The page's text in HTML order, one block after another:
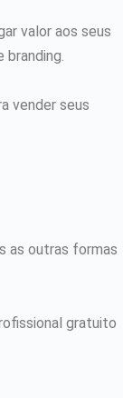
valor aos seus
branding.
vender seus
as outras formas
gratuito